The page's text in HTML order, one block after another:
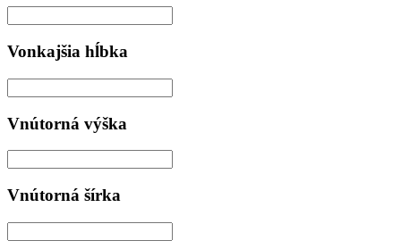
Vonkajšia hĺbka
Vnútorná výška
Vnútorná šírka